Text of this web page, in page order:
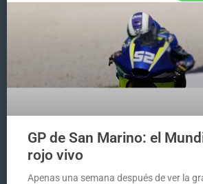
GP de San Marino: el
rojo vivo
Apenas una semana después de ver la